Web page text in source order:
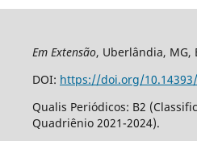
Em Extensão, Uberlândia, MG,
DOI: https://doi.org/10.14393/
Qualis Periódicos: B2
Quadriênio 2021-2024).